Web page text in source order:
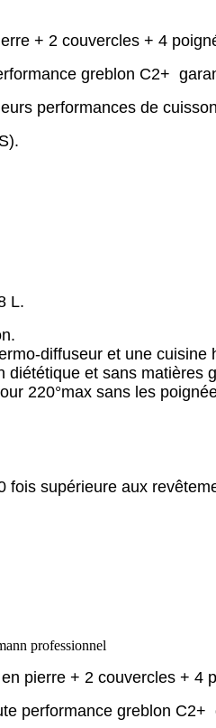
+ 2 couvercles + 4
greblon C2+
performances de
L.
diffuseur et une cuisine
diététique et sans matières
220°max sans les
fois supérieure aux
pierre + 2 couvercles + 4
performance greblon